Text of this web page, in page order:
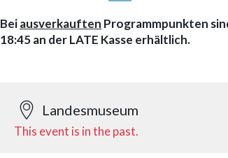
Beiausverkauften Programmpunkten
18:45 an der LATE Kasse erhältlich.
Landesmuseum
This event is in the past.